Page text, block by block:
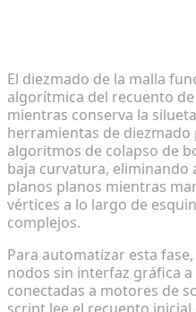
El diezmado de la malla
algorítmica del recuento
mientras conserva la
herramientas de
algoritmos de colapso de
baja curvatura, eliminando
planos planos mientras
vértices a lo largo de
complejos.
Para automatizar esta
nodos sin interfaz gráfica
conectadas a motores de